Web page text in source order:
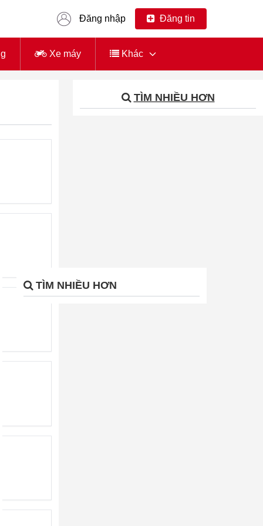
Đăng nhập Đăng tin
Xe máy Khác
TÌM NHIỀU HƠN
TÌM NHIỀU HƠN